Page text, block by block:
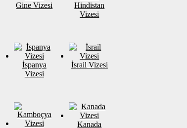
Gine Vizesi
Hindistan
Vizesi
İspanya
Vizesi
İsrail Vizesi
Kanada